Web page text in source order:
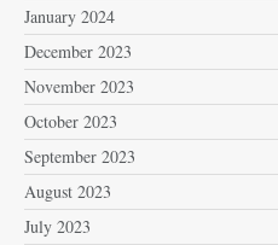
January 2024
December 2023
November 2023
October 2023
September 2023
August 2023
July 2023